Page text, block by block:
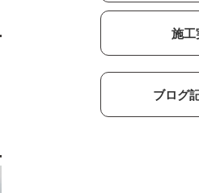
施工
ブログ